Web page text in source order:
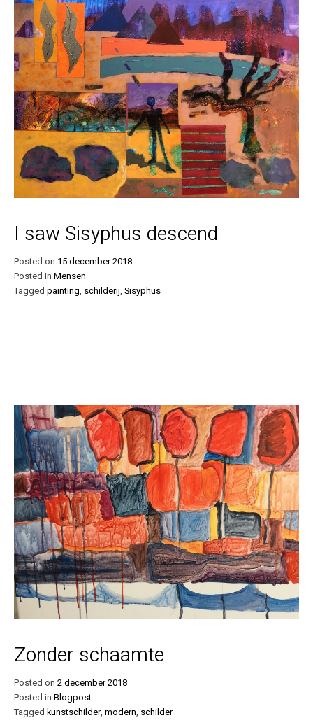
I saw Sisyphus descend
Posted on 15 december 2018
Posted in Mensen
Tagged painting, schilderij, Sisyphus
Zonder schaamte
Posted on 2 december 2018
Posted in Blogpost
Tagged kunstschilder, modern, schilder